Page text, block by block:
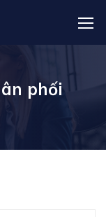
phối